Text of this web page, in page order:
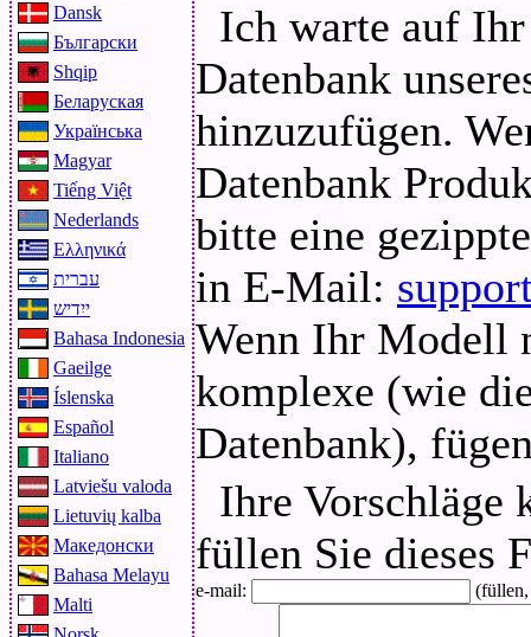
Dansk
Български
Shqip
Беларуская
Українська
Magyar
Tiếng Việt
Nederlands
Ελληνικά
עברית
ייִדיש
Bahasa Indonesia
Gaeilge
Íslenska
Español
Italiano
Latviešu valoda
Lietuvių kalba
Македонски
Bahasa Melayu
Malti
Ich warte auf
Datenbank
hinzuzufügen.
Datenbank
bitte eine
in E-Mail:
Wenn Ihr Modell
komplexe (wie
Datenbank),
Ihre Vorschläge
füllen Sie dieses
e-mail: (füllen,